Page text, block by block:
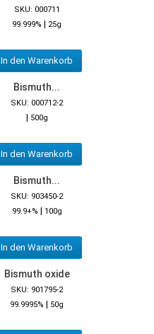
SKU: 000711
99.999% | 25g
In den Warenkorb
Bismuth...
SKU: 000712-2
| 500g
In den Warenkorb
Bismuth...
SKU: 903450-2
99.9+% | 100g
In den Warenkorb
Bismuth oxide
SKU: 901795-2
99.9995% | 50g